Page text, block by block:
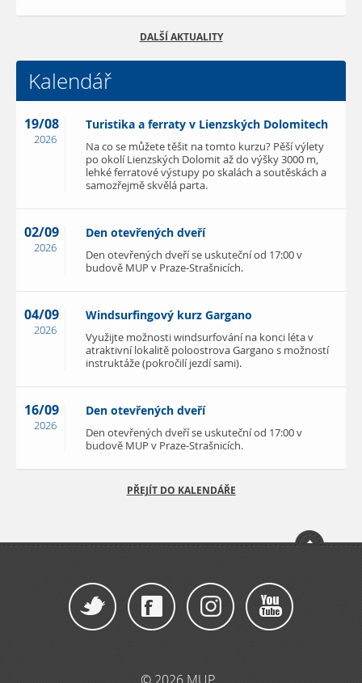
DALŠÍ AKTUALITY
Kalendář
19/08
2026
Turistika a ferraty v Lienzských Dolomitech
Na co se můžete těšit na tomto kurzu? Pěší výlety
po okolí Lienzských Dolomit až do výšky 3000 m,
lehké ferratové výstupy po skalách a soutěskách a
samozřejmě skvělá parta.
02/09
2026
Den otevřených dveří
Den otevřených dveří se uskuteční od 17:00 v
budově MUP v Praze-Strašnicích.
04/09
2026
Windsurfingový kurz Gargano
Využijte možnosti windsurfování na konci léta v
atraktivní lokalitě poloostrova Gargano s možností
instruktáže (pokročilí jezdí sami).
16/09
2026
Den otevřených dveří
Den otevřených dveří se uskuteční od 17:00 v
budově MUP v Praze-Strašnicích.
PŘEJÍT DO KALENDÁŘE